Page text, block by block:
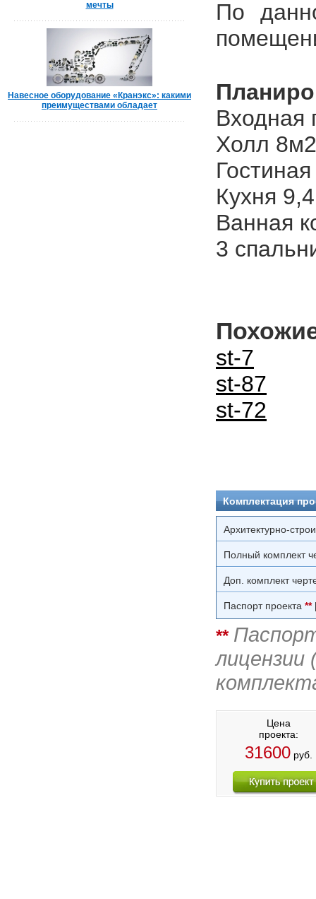
мечты
Навесное оборудование «Кранэкс»: какими
преимуществами обладает
По
Входная
Холл
Кухня
Ванная
3
st-7
st-87
st-72
Комплектация
Архитектурно-
Полный комплект
Доп. комплект
Паспорт проекта **
**
лицензии
Цена
проекта:
31600руб.